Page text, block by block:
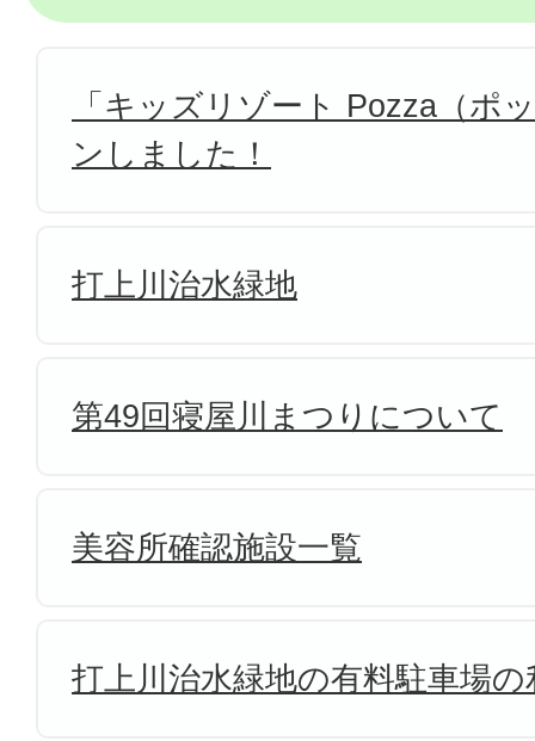
「キッズリゾート Pozza（ポ
ンしました！
打上川治水緑地
第49回寝屋川まつりについて
美容所確認施設一覧
打上川治水緑地の有料駐車場